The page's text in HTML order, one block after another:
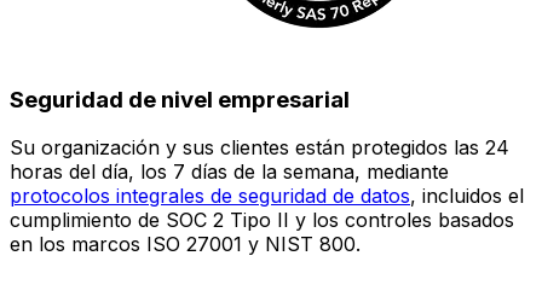
Seguridad de nivel empresarial
Su organización y sus clientes están protegidos las 24
horas del día, los 7 días de la semana, mediante
protocolos integrales de seguridad de datos, incluidos el
cumplimiento de SOC 2 Tipo II y los controles basados
en los marcos ISO 27001 y NIST 800.